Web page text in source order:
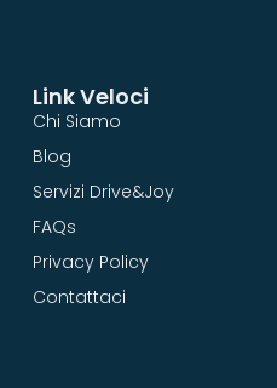
Link Veloci
Chi Siamo
Blog
Servizi Drive&Joy
FAQs
Privacy Policy
Contattaci